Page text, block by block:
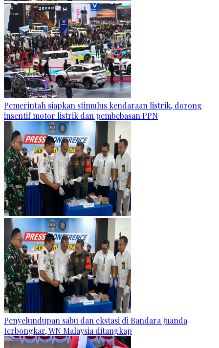
Pemerintah siapkan stimulus kendaraan listrik, dorong
insentif motor listrik dan pembebasan PPN
Penyelundupan sabu dan ekstasi di Bandara Juanda
terbongkar, WN Malaysia ditangkap